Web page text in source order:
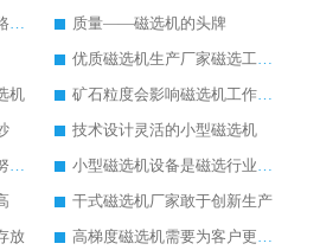
绿色发展石英砂磁选机一路飙升
质量——磁选机的头牌
优质磁选机生产厂家磁选工艺要不断提升
机
矿石粒度会影响磁选机工作效果
技术设计灵活的小型磁选机
永磁干式大块磁选机始终努力发展
小型磁选机设备是磁选行业的标兵设备
干式磁选机厂家敢于创新生产
放
高梯度磁选机需要为客户更好服务